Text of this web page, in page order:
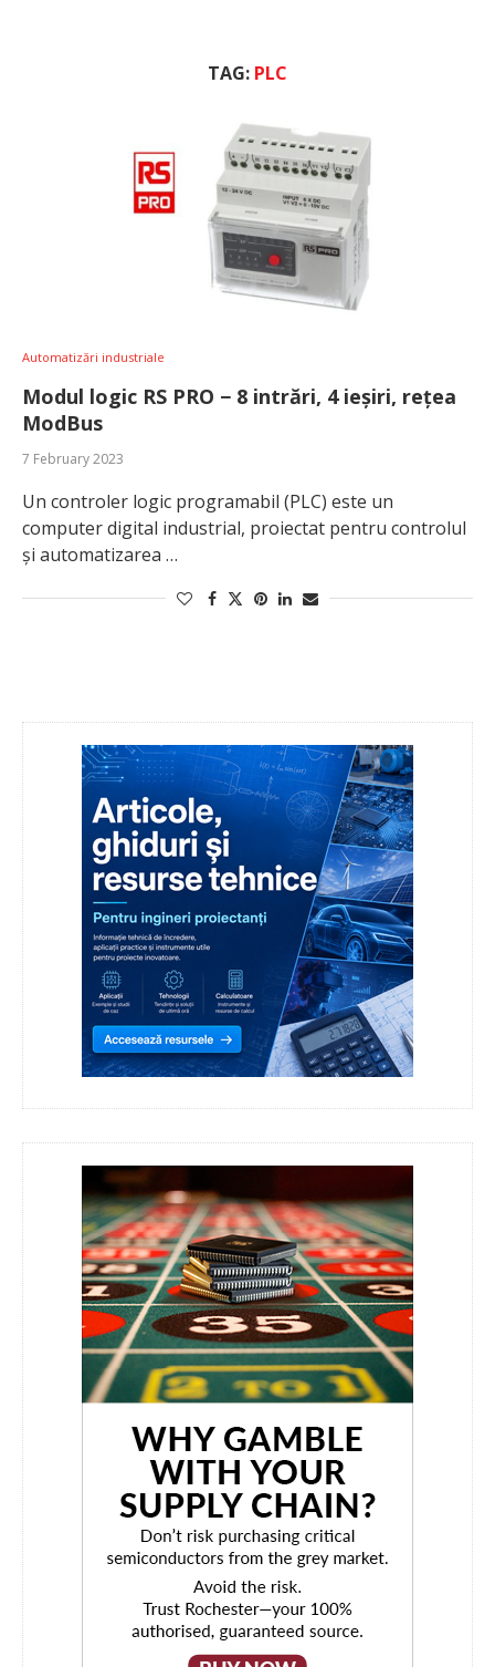
TAG: PLC
Automatizări industriale
Modul logic RS PRO − 8 intrări, 4 ieșiri, rețea
ModBus
7 February 2023
Un controler logic programabil (PLC) este un
computer digital industrial, proiectat pentru controlul
și automatizarea …